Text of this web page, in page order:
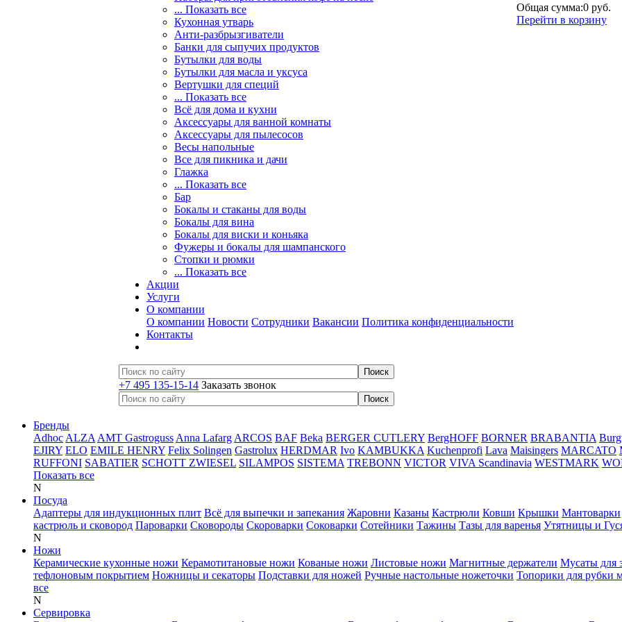
... Показать все
Кухонная утварь
Анти-разбрызгиватели
Банки для сыпучих продуктов
Бутылки для воды
Бутылки для масла и уксуса
Вертушки для специй
... Показать все
Всё для дома и кухни
Аксессуары для ванной комнаты
Аксессуары для пылесосов
Весы напольные
Все для пикника и дачи
Глажка
... Показать все
Бар
Бокалы и стаканы для воды
Бокалы для вина
Бокалы для виски и коньяка
Фужеры и бокалы для шампанского
Стопки и рюмки
... Показать все
Акции
Услуги
О компании
О компании Новости Сотрудники Вакансии Политика конфиденциальности
Контакты
+7 495 135-15-14 Заказать звонок
Общая сумма:0 руб.
Перейти в корзину
Бренды
Adhoc ALZA AMT Gastroguss Anna Lafarg ARCOS BAF Beka BERGER CUTLERY BergHOFF BORNER BRABANTIA
EJIRY ELO EMILE HENRY Felix Solingen Gastrolux HERDMAR Ivo KAMBUKKA Kuchenprofi Lava Maisingers MARCATO
RUFFONI SABATIER SCHOTT ZWIESEL SILAMPOS SISTEMA TREBONN VICTOR VIVA Scandinavia WESTMARK
Показать все
N
Посуда
Адаптеры для индукционных плит Всё для выпечки и запекания Жаровни Казаны Кастрюли Ковши Крышки Мантоварки
кастрюль и сковород Пароварки Сковороды Скороварки Соковарки Сотейники Тажины Тазы для варенья Утятницы и
N
Ножи
Керамические кухонные ножи Керамотитановые ножи Кованые ножи Листовые ножи Магнитные держатели Мусаты для
тефлоновым покрытием Ножницы и секаторы Подставки для ножей Ручные настольные ножеточки Топорики для рубки
все
N
Сервировка